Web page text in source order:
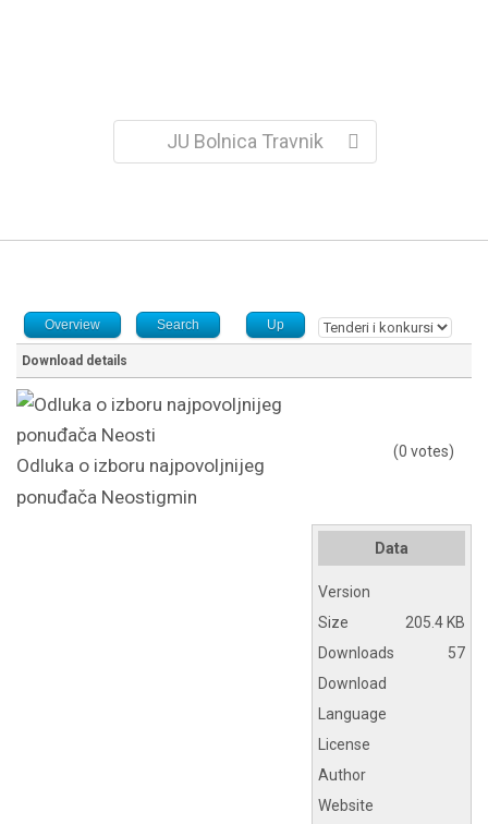
JU Bolnica Travnik
Overview Search Up
Download details
Odluka o izboru najpovoljnijeg
ponuđača Neostigmin
(0 votes)
Data
Version
Size
205.4 KB
Downloads
57
Download
Language
License
Author
Website